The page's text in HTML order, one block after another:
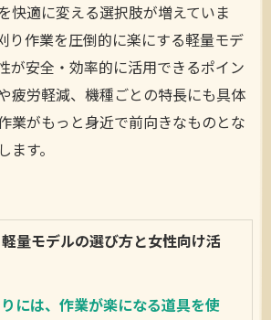
快適に変える選択肢が増えていま
り作業を圧倒的に楽にする軽量モデ
が安全・効率的に活用できるポイン
疲労軽減、機種ごとの特長にも具体
業がもっと身近で前向きなものとな
す。
量モデルの選び方と女性向け活
には、作業が楽になる道具を使